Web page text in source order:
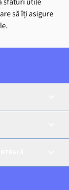
să îți asigure